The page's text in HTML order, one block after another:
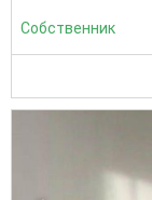
Собственник